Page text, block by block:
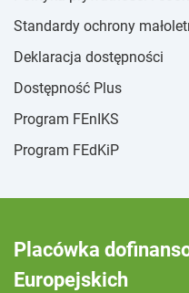
Standardy ochrony
Deklaracja dostępności
Dostępność Plus
Program FEnIKS
Program FEdKiP
Placówka
Europejskich